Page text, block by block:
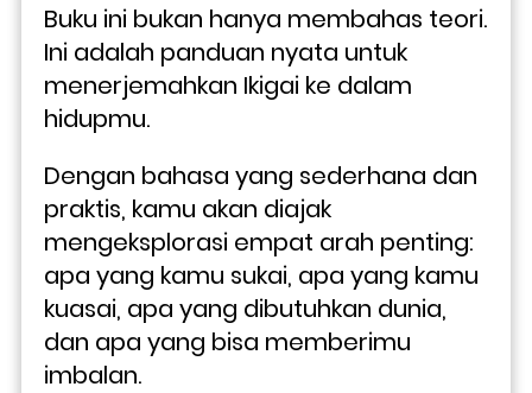
Buku ini bukan hanya membahas teori.
Ini adalah panduan nyata untuk
menerjemahkan Ikigai ke dalam
hidupmu.
Dengan bahasa yang sederhana dan
praktis, kamu akan diajak
mengeksplorasi empat arah penting:
apa yang kamu sukai, apa yang kamu
kuasai, apa yang dibutuhkan dunia,
dan apa yang bisa memberimu
imbalan.